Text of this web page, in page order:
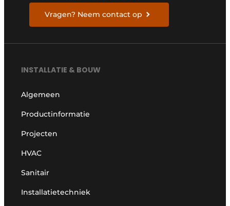
Vragen? Neem contact op
INSTALLATIE & BOUW
Algemeen
Productinformatie
Projecten
HVAC
Sanitair
Installatietechniek